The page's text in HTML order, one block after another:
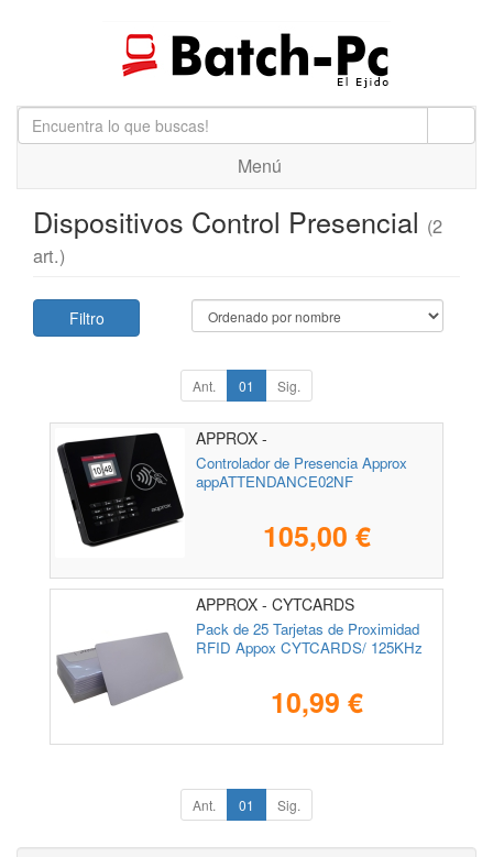
Menú
Dispositivos Control Presencial (2
art.)
Filtro
Ant. 01 Sig.
APPROX -
APPATTENDANCE02NF
Controlador de Presencia Approx
appATTENDANCE02NF
105,00 €
APPROX - CYTCARDS
Pack de 25 Tarjetas de Proximidad
RFID Appox CYTCARDS/ 125KHz
10,99 €
Ant. 01 Sig.